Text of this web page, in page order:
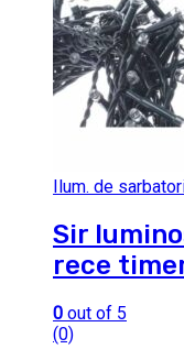
Ilum. de
Sir
rece
0 out of 5
(0)